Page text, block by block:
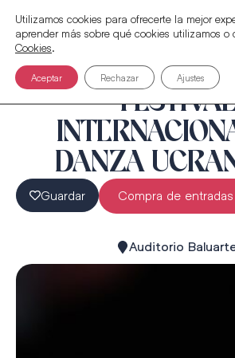
DANZA
Guardar Compra de entradas
Auditorio
Utilizamos cookies para ofrecerte la mejor
aprender más sobre qué cookies utilizamos
Cookies.
Aceptar Rechazar Ajustes